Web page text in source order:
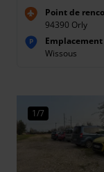
Point de
94390 Orly
P
Wissous
1/7